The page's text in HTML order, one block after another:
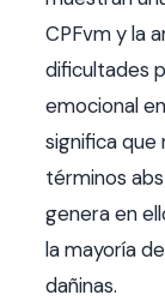
CPFvm y la
dificultades
emocional
significa que
términos
genera en
la mayoría
dañinas.